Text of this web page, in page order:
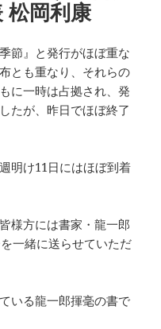
岡利康
節』と発行がほぼ重な
とも重なり、それらの
に一時は占拠され、発
たが、昨日でほぼ終了
明け11日にはほぼ到着
様方には書家・龍一郎
一緒に送らせていただ
いる龍一郎揮毫の書で